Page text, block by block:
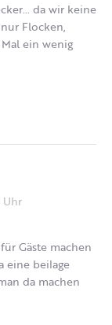
da wir keine
Flocken,
ein wenig
Uhr
Gäste machen
eine beilage
da machen